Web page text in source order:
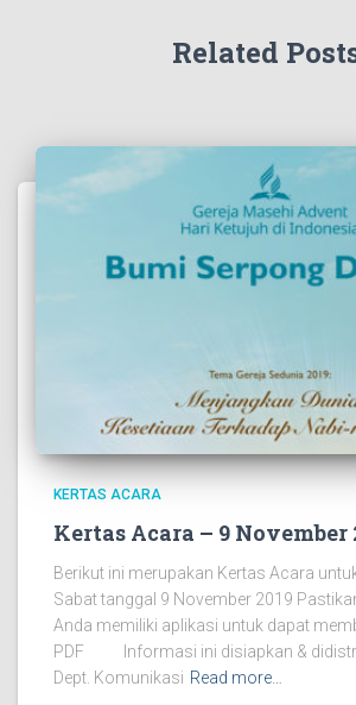
Related
KERTAS ACARA
Kertas Acara – 9 November
Berikut ini merupakan Kertas Acara
Sabat tanggal 9 November 2019
Anda memiliki aplikasi untuk dapat
PDF Informasi ini disiapkan &
Dept. Komunikasi Read more…